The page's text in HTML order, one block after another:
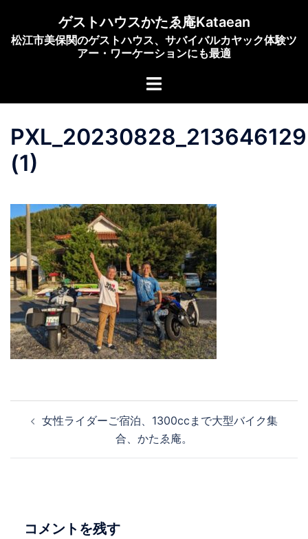
ゲストハウスかたゑ庵Kataean
松江市美保関のゲストハウス、サバイバルカヤック体験ツ
アー・ワーケーションにも最適
ト
メ
PXL_20230828_213646129
(1)
シ
女性ライダーご宿泊、1300ccまで大型バイク集
合、かたゑ庵。
コメントを残す